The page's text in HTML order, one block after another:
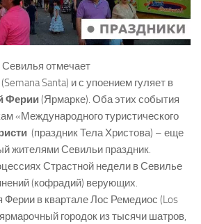
отмечает
(Semana Santa) и с упоением гуляет в
Ферии(Ярмарке). Оба этих события
«Международного туристического
(праздник Тела Христова) – еще
жителями Севильи праздник.
Страстной недели в Севилье
(кофрадий) верующих.
в квартале Лос Ремедиос (Los
городок из тысячи шатров,